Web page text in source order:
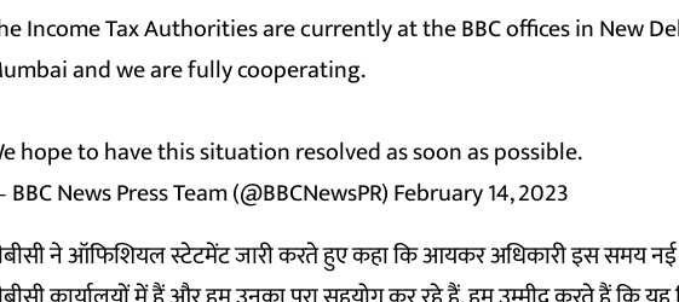
Income Tax Authorities are currently at the BBC offices in New
and we are fully cooperating.
hope to have this situation resolved as soon as possible.
News Press Team (@BBCNewsPR)February 14, 2023
ने ऑफिशियल स्टेटमेंट जारी करते हुए कहा कि आयकर अधिकारी इस समय